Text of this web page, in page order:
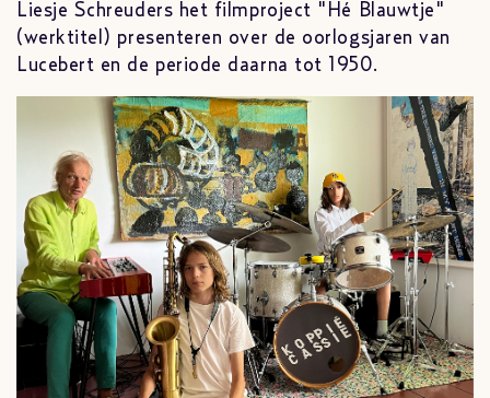
Liesje Schreuders het filmproject "Hé Blauwtje"
(werktitel) presenteren over de oorlogsjaren van
Lucebert en de periode daarna tot 1950.